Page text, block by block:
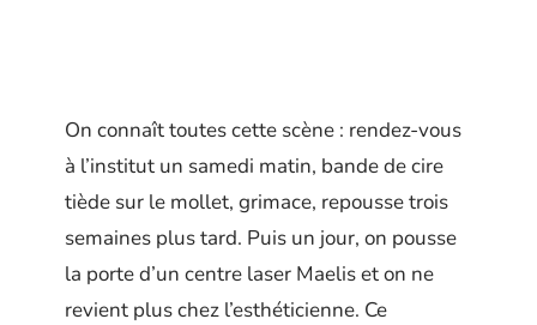
On connaît toutes cette scène : rendez-vous
à l’institut un samedi matin, bande de cire
tiède sur le mollet, grimace, repousse trois
semaines plus tard. Puis un jour, on pousse
la porte d’un centre laser Maelis et on ne
revient plus chez l’esthéticienne. Ce